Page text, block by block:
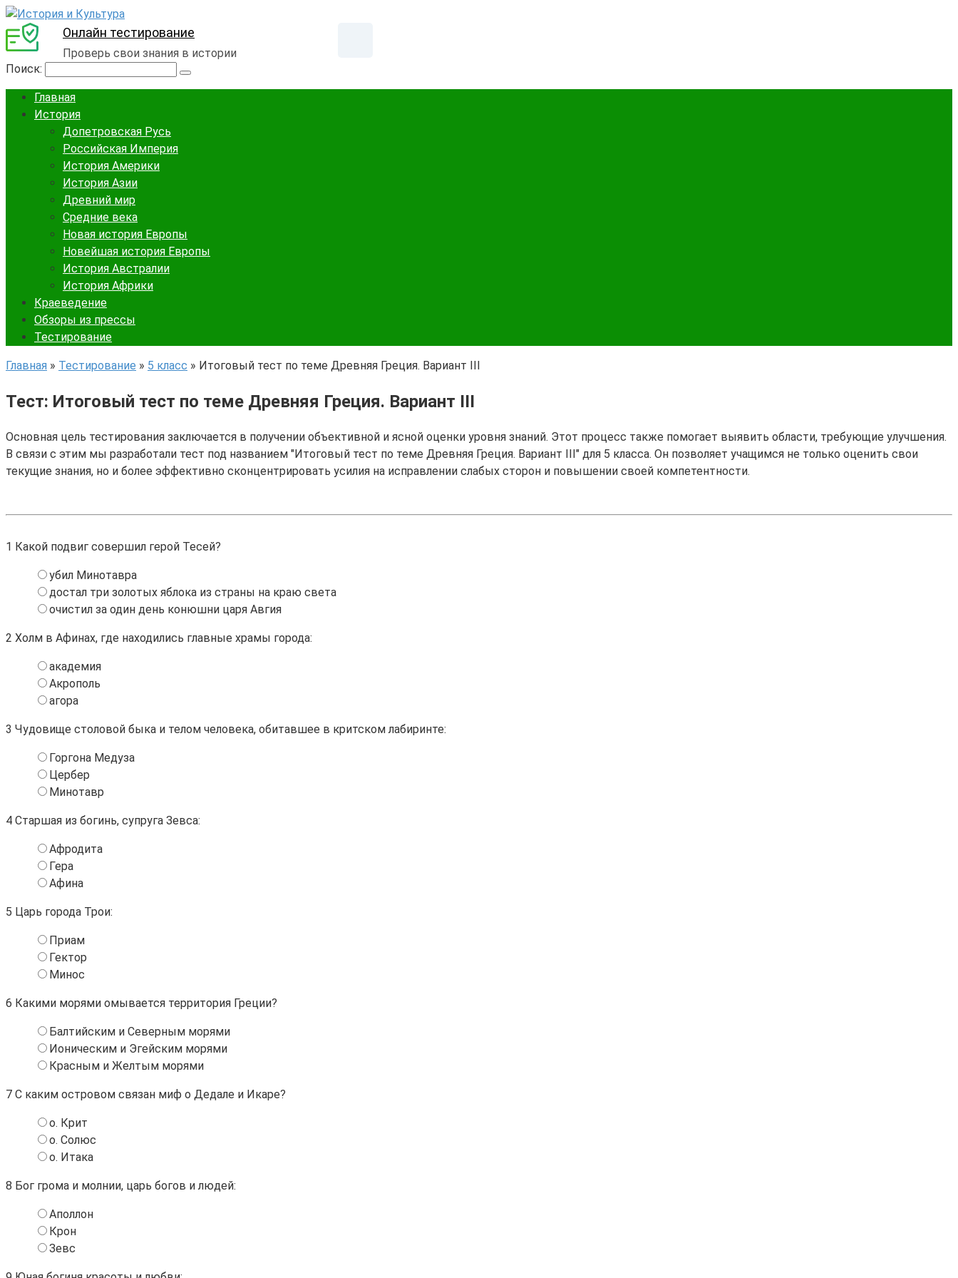
Онлайн тестирование
Проверь свои знания в истории
Поиск:
Главная
История
Допетровская Русь
Российская Империя
История Америки
История Азии
Древний мир
Средние века
Новая история Европы
Новейшая история Европы
История Австралии
История Африки
Краеведение
Обзоры из прессы
Тестирование
Главная » Тестирование » 5 класс » Итоговый тест по теме Древняя Греция. Вариант III
Тест: Итоговый тест по теме Древняя Греция. Вариант III
Основная цель тестирования заключается в получении объективной и ясной оценки уровня знаний. Этот процесс также помогает выявить области, требующие улучшения.
В связи с этим мы разработали тест под названием "Итоговый тест по теме Древняя Греция. Вариант III" для 5 класса. Он позволяет учащимся не только оценить свои
текущие знания, но и более эффективно сконцентрировать усилия на исправлении слабых сторон и повышении своей компетентности.
1 Какой подвиг совершил герой Тесей?
убил Минотавра
достал три золотых яблока из страны на краю света
очистил за один день конюшни царя Авгия
2 Холм в Афинах, где находились главные храмы города:
академия
Акрополь
агора
3 Чудовище столовой быка и телом человека, обитавшее в критском лабиринте:
Горгона Медуза
Цербер
Минотавр
4 Старшая из богинь, супруга Зевса:
Афродита
Гера
Афина
5 Царь города Трои:
Приам
Гектор
Минос
6 Какими морями омывается территория Греции?
Балтийским и Северным морями
Ионическим и Эгейским морями
Красным и Желтым морями
7 С каким островом связан миф о Дедале и Икаре?
о. Крит
о. Солюс
о. Итака
8 Бог грома и молнии, царь богов и людей:
Аполлон
Крон
Зевс